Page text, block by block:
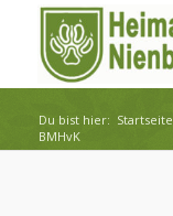
Du bist hier: Startseite
BMHvK